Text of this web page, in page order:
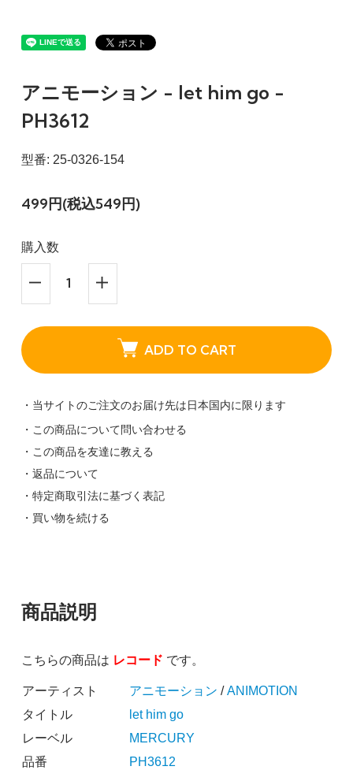
アニモーション - let him go -
PH3612
型番: 25-0326-154
499円(税込549円)
購入数
ADD TO CART
・当サイトのご注文のお届け先は日本国内に限ります
・この商品について問い合わせる
・この商品を友達に教える
・返品について
・特定商取引法に基づく表記
・買い物を続ける
商品説明
こちらの商品は レコード です。
アーティスト アニモーション /ANIMOTION
タイトル
let him go
レーベル
MERCURY
品番
PH3612